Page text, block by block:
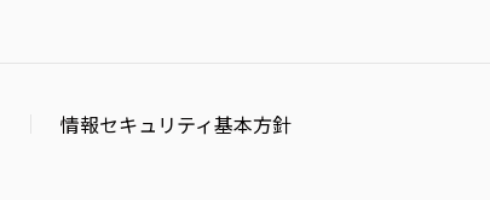
情報セキュリティ基本方針